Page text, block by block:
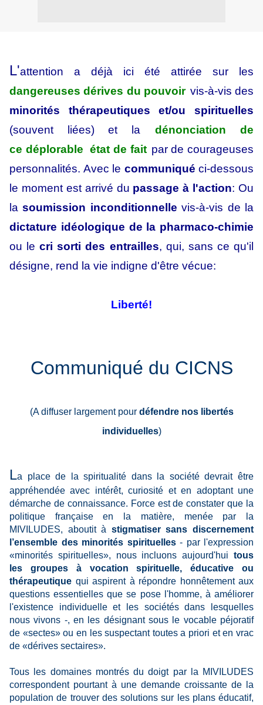
L'attention a déjà ici été attirée sur les
dangereuses dérives du pouvoir vis-à-vis des
minorités thérapeutiques et/ou spirituelles
(souvent liées) et la
dénonciation de
ce déplorable état de fait par de courageuses
personnalités. Avec le communiqué ci-dessous
le moment est arrivé du passage à l'action: Ou
lasoumission inconditionnelle vis-à-vis de la
dictature idéologique de la pharmaco-chimie
ou lecri sorti des entrailles, qui, sans ce qu'il
désigne, rend la vie indigne d'être vécue:
Liberté!
Communiqué du CICNS
(A diffuser largement pour défendre nos libertés
individuelles)
La place de la spiritualité dans la société devrait être
appréhendée avec intérêt, curiosité et en adoptant une
démarche de connaissance. Force est de constater que la
politique française en la matière, menée par la
MIVILUDES, aboutit à stigmatiser sans discernement
l’ensemble des minorités spirituelles- par l'expression
«minorités spirituelles», nous incluons aujourd'hui tous
les groupes à vocation spirituelle, éducative ou
thérapeutique qui aspirent à répondre honnêtement aux
questions essentielles que se pose l'homme, à améliorer
l'existence individuelle et les sociétés dans lesquelles
nous vivons -, en les désignant sous le vocable péjoratif
de «sectes» ou en les suspectant toutes a priori et en vrac
de «dérives sectaires».
Tous les domaines montrés du doigt par la MIVILUDES
correspondent pourtant à une demande croissante de la
population de trouver des solutions sur les plans éducatif,